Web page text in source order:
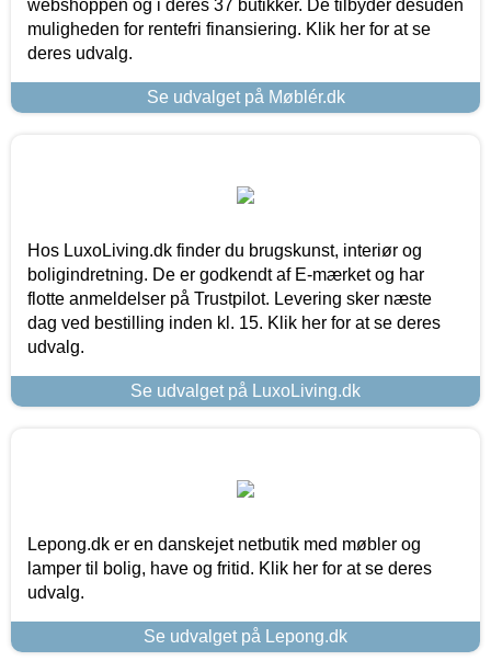
webshoppen og i deres 37 butikker. De tilbyder desuden
muligheden for rentefri finansiering. Klik her for at se
deres udvalg.
Se udvalget på Møblér.dk
Hos LuxoLiving.dk finder du brugskunst, interiør og
boligindretning. De er godkendt af E-mærket og har
flotte anmeldelser på Trustpilot. Levering sker næste
dag ved bestilling inden kl. 15. Klik her for at se deres
udvalg.
Se udvalget på LuxoLiving.dk
Lepong.dk er en danskejet netbutik med møbler og
lamper til bolig, have og fritid. Klik her for at se deres
udvalg.
Se udvalget på Lepong.dk